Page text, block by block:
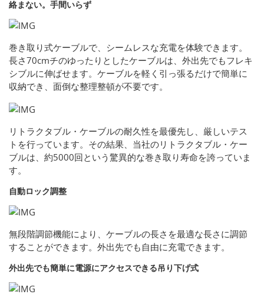
絡まない。手間いらず
巻き取り式ケーブルで、シームレスな充電を体験できます。
長さ70cmチのゆったりとしたケーブルは、外出先でもフレキ
シブルに伸ばせます。ケーブルを軽く引っ張るだけで簡単に
収納でき、面倒な整理整頓が不要です。
リトラクタブル・ケーブルの耐久性を最優先し、厳しいテス
トを行っています。その結果、当社のリトラクタブル・ケー
ブルは、約5000回という驚異的な巻き取り寿命を誇っていま
す。
自動ロック調整
無段階調節機能により、ケーブルの長さを最適な長さに調節
することができます。外出先でも自由に充電できます。
外出先でも簡単に電源にアクセスできる吊り下げ式